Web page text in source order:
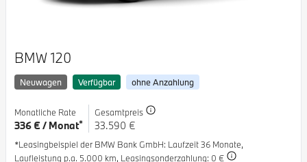
BMW 120
Neuwagen Verfügbar ohne Anzahlung
Monatliche Rate
336 € / Monat*
Gesamtpreis
33.590 €
*Leasingbeispiel der BMW Bank GmbH: Laufzeit 36 Monate,
Laufleistung p.a. 5.000 km, Leasingsonderzahlung: 0 €